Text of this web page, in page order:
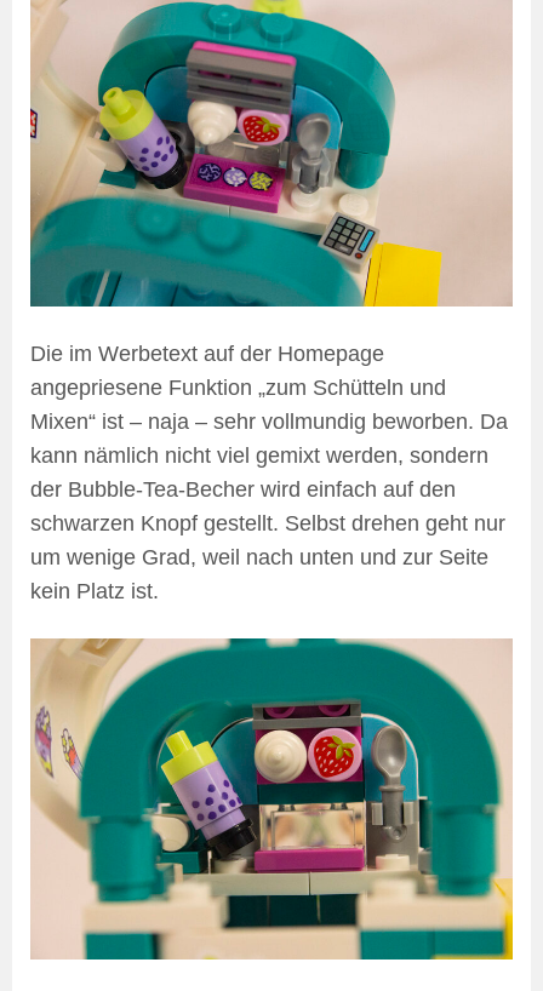
Die im Werbetext auf der Homepage
angepriesene Funktion „zum Schütteln und
Mixen“ ist – naja – sehr vollmundig beworben. Da
kann nämlich nicht viel gemixt werden, sondern
der Bubble-Tea-Becher wird einfach auf den
schwarzen Knopf gestellt. Selbst drehen geht nur
um wenige Grad, weil nach unten und zur Seite
kein Platz ist.